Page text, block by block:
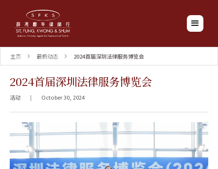
主页 最新动态 2024首届深圳法律服务博览会
2024首届深圳法律服务博览会
活动 | October 30, 2024